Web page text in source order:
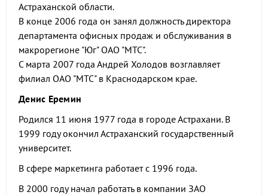
Астраханской области.
В конце 2006 года он занял должность директора
департамента офисных продаж и обслуживания в
макрорегионе "Юг" ОАО "МТС".
С марта 2007 года Андрей Холодов возглавляет
филиал ОАО "МТС" в Краснодарском крае.
Денис Еремин
Родился 11 июня 1977 года в городе Астрахани. В
1999 году окончил Астраханский государственный
университет.
В сфере маркетинга работает с 1996 года.
В 2000 году начал работать в компании ЗАО